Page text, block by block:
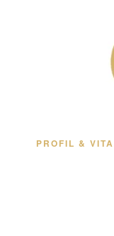
PROFIL & VITA